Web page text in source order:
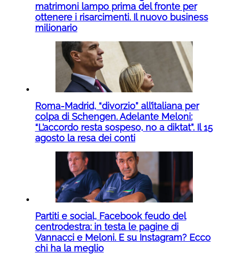
matrimoni lampo prima del fronte per
ottenere i risarcimenti. Il nuovo business
milionario
Roma-Madrid, “divorzio” all’italiana per
colpa di Schengen. Adelante Meloni:
“L’accordo resta sospeso, no a diktat”. Il 15
agosto la resa dei conti
Partiti e social, Facebook feudo del
centrodestra: in testa le pagine di
Vannacci e Meloni. E su Instagram? Ecco
chi ha la meglio